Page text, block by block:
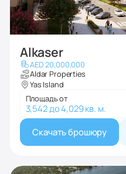
Alkaser
AED 20,000,000
Aldar Properties
Yas Island
Площадь от
3,542 до 4,029 кв. м.
Скачать брошюру